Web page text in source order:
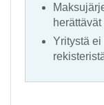
Yritystä